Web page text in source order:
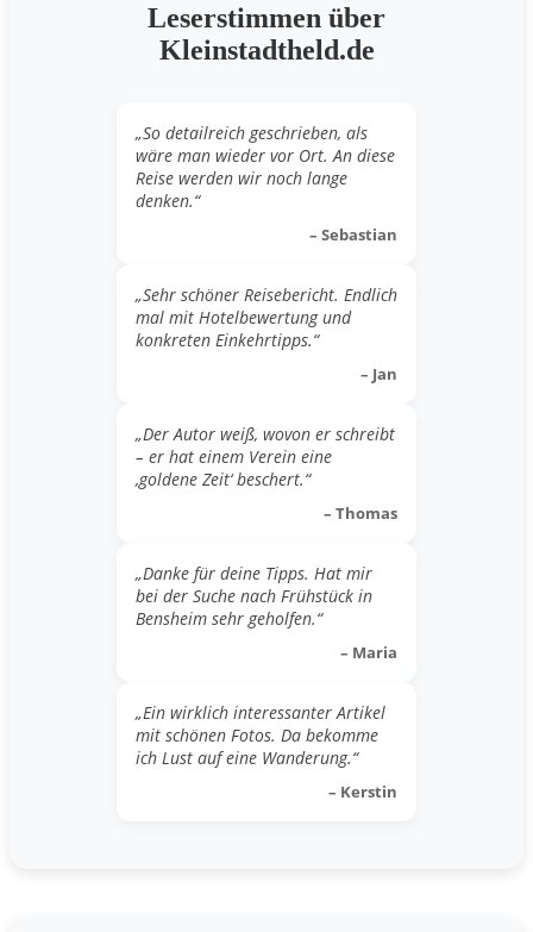
Leserstimmen über
Kleinstadtheld.de
„So detailreich geschrieben, als
wäre man wieder vor Ort. An diese
Reise werden wir noch lange
denken.“
– Sebastian
„Sehr schöner Reisebericht. Endlich
mal mit Hotelbewertung und
konkreten Einkehrtipps.“
– Jan
„Der Autor weiß, wovon er schreibt
– er hat einem Verein eine
‚goldene Zeit‘ beschert.“
– Thomas
„Danke für deine Tipps. Hat mir
bei der Suche nach Frühstück in
Bensheim sehr geholfen.“
– Maria
„Ein wirklich interessanter Artikel
mit schönen Fotos. Da bekomme
ich Lust auf eine Wanderung.“
– Kerstin